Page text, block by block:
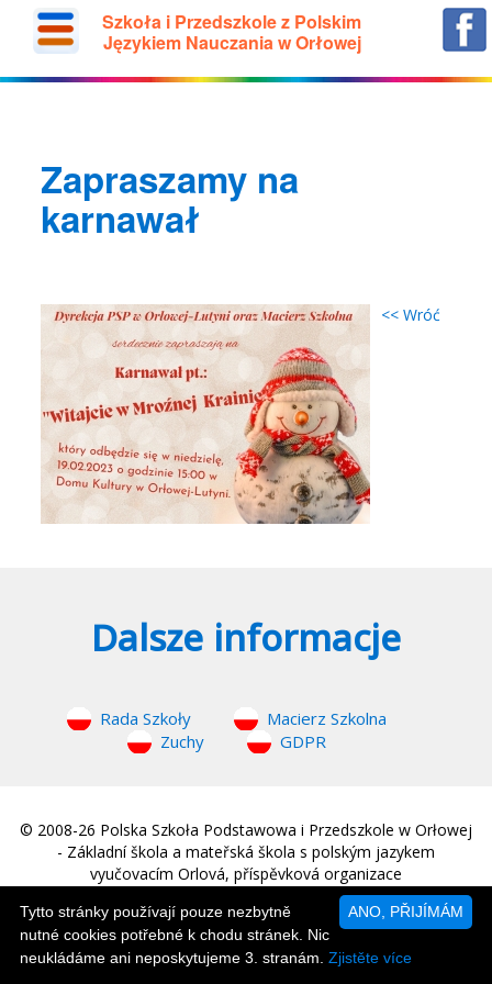
Szkoła i Przedszkole z Polskim
Językiem Nauczania w Orłowej
Zapraszamy na
karnawał
<< Wróć
Dalsze informacje
Rada Szkoły
Macierz Szkolna
Zuchy
GDPR
© 2008-26 Polska Szkoła Podstawowa i Przedszkole w Orłowej
- Základní škola a mateřská škola s polským jazykem
vyučovacím Orlová, příspěvková organizace
Strona główna
ANO, PŘIJÍMÁM
Tytto stránky používají pouze nezbytně
nutné cookies potřebné k chodu stránek. Nic
neukládáme ani neposkytujeme 3. stranám. Zjistěte více